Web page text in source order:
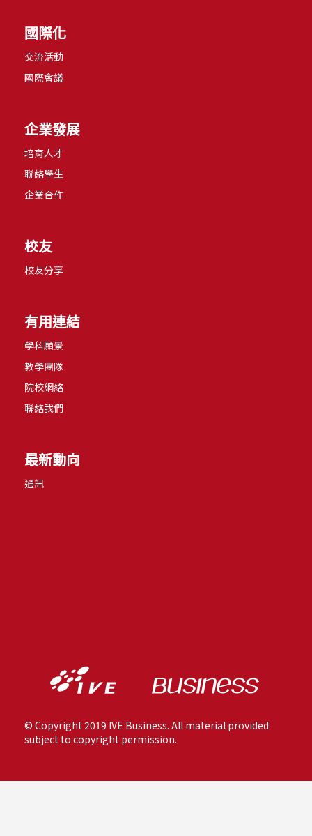
國際化
交流活動
國際會議
企業發展
培育人才
聯絡學生
企業合作
校友
校友分享
有用連結
學科願景
教學團隊
院校網絡
聯絡我們
最新動向
通訊
© Copyright 2019 IVE Business. All material provided
subject to copyright permission.